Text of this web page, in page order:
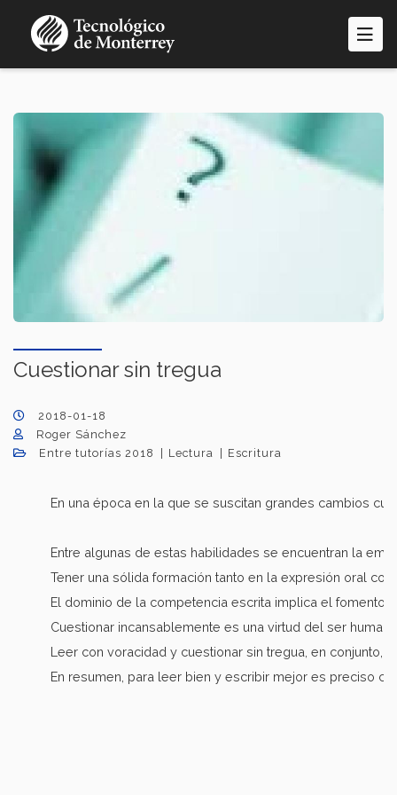
contenido
Cuestionar sin tregua
2018-01-18
Roger Sánchez
Entre tutorías 2018
Lectura Escritura
En una época en la que se suscitan grandes cambios
Entre algunas de estas habilidades se encuentran la
Tener una sólida formación tanto en la expresión oral
El dominio de la competencia escrita implica el fomento
Cuestionar incansablemente es una virtud del ser
Leer con voracidad y cuestionar sin tregua, en
En resumen, para leer bien y escribir mejor es preciso